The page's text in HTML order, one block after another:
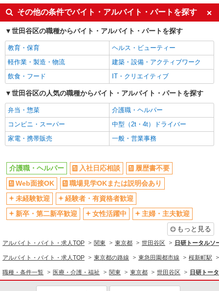
介護スタッフ
【介護福祉士】 月給：342,300円 年収例：454
当、（東京都）居住支援特別手当、働きがい向上
手当、特別夜勤手当、日祝手当（月平均2回分）、
夜勤手当（月平均5回分）等、毎月平均的に支払わ
れる手当を含みます。 ※居住支援特別手当は勤続
5年目までの方はさらに1万円支給（再入社は除
キープ 詳細を見る
アルバイト パート
そんぽの家S 上野毛駅前/2061bc3
登録ヘルパー
時給：1,270円 ーーーーーーー 【資格取得
＊日曜祝日：時給1,920円〜 ーーーーーーー
東京都世田谷区上野毛3丁目12-17
正社員
SOMPOケア ラヴィーレレジデンス世田谷千歳台/9060ba1
介護スタッフ
【実務者研修】 月給：240,000円 年収例：330
万円〜 【初任者研修】 月給：230,300円 年収例：
手当、日祝手当（月平均2回分）、夜勤手当（月平
ます。 ※居住支援特別手当は勤続5年目までの方
本給2.08ヶ月分/年支給 ◎残業時は別途時間外手当
支給（超過1分〜）
東京都世田谷区千歳台6丁目11番55号
キープ 詳細を見る
SOMPOケア 世田谷 定期巡回/4017ia1
派遣社員
紹介予定派遣
同じ特徴から桜新町駅の求人を探す
入社日応相談
履歴書不要
Web面接OK
職場見学OKまたは説明会あり
未経験歓迎
経験者・有資格者歓迎
新卒・第二新卒歓迎
女性活躍中
主婦・主夫歓迎
フリーター歓迎
学歴不問
ブランクOK
ミドル（40代～）活躍中
エルダー（50代～）活躍中
シニア（60代～）活躍中
昇給あり
10時～勤務OK
16時前退社OK
時間や曜日が選べる・シフト自由
深夜
禁煙・分煙
残業ほぼなし
転勤なし
登録制
社割・特典あり
研修制度あり
資格取得支援制度あり
同じ職種から求人を探す
医療・介護・福祉
その他の条件でバイト・アルバイト・パートを探す
世田谷区の職種からバイト・アルバイト・パートを探す
教育・保育
ヘルス・ビューティー
軽作業・製造・物流
建築・設備・アクティブワーク
飲食・フード
IT・クリエイティブ
世田谷区の人気の職種からバイト・アルバイト・パートを探す
弁当・惣菜
介護職・ヘルパー
コンビニ・スーパー
中型（2t・4t）ドライバー
家電・携帯販売
一般・営業事務
介護職・ヘルパー 入社日応相談
履歴書不要
Web面接OK
職場見学OKまたは説明会あり
未経験歓迎
経験者・有資格者歓迎
新卒・第二新卒歓迎
女性活躍中
主婦・主夫歓迎
もっと見る
アルバイト・バイト・求人TOP 関東 東京都 世田谷区 日研トータル
アルバイト・バイト・求人TOP 東京都の路線 東急田園都市線 桜新町駅
職種・条件一覧 医療・介護・福祉 関東 東京都 世田谷区 日研トー